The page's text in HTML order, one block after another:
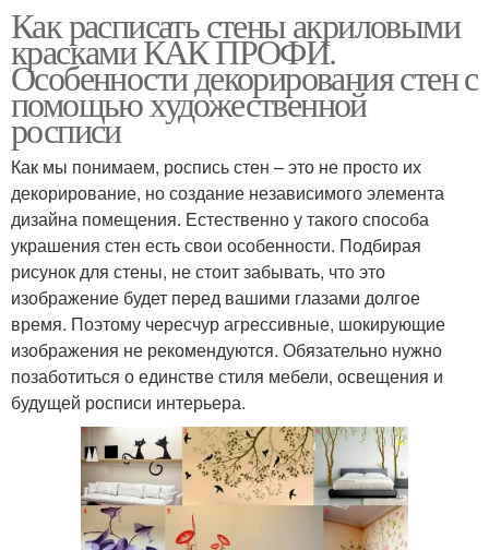
Как расписать стены акриловыми
красками КАК ПРОФИ.
Особенности декорирования стен с
помощью художественной
росписи
Как мы понимаем, роспись стен – это не просто их
декорирование, но создание независимого элемента
дизайна помещения. Естественно у такого способа
украшения стен есть свои особенности. Подбирая
рисунок для стены, не стоит забывать, что это
изображение будет перед вашими глазами долгое
время. Поэтому чересчур агрессивные, шокирующие
изображения не рекомендуются. Обязательно нужно
позаботиться о единстве стиля мебели, освещения и
будущей росписи интерьера.